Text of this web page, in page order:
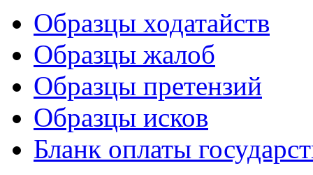
Образцы ходатайств
Образцы жалоб
Образцы претензий
Образцы исков
Бланк оплаты